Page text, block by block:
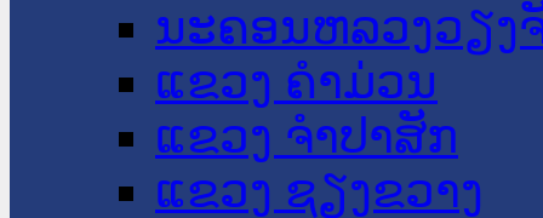
ນະ​ຄອນ​ຫລວງວຽງ
ແຂວງ ຄໍາມ່ວນ
ແຂວງ ຈໍາປາສັກ
ແຂວງ ຊຽງຂວາງ